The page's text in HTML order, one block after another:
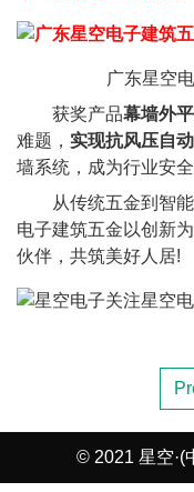
广东星空电
获奖产品幕墙外
难题， 实现抗风压自
墙系统，成为行业安
从传统五金到智能
电子建筑五金以创新
伙伴，共筑美好人居!
© 2021 星空·(